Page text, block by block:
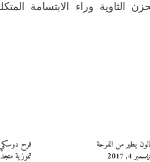
وراء الابتسامة
يطير من الفرحة
4, 2017
فرح
تموزية